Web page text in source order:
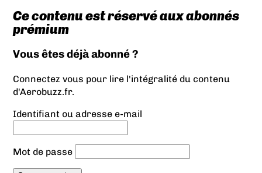
Ce contenu est réservé aux abonnés
prémium
Vous êtes déjà abonné ?
Connectez vous pour lire l'intégralité du contenu
d'Aerobuzz.fr.
Identifiant ou adresse e-mail
Mot de passe